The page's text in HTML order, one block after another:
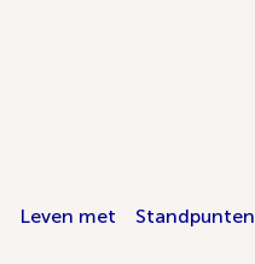
Leven met Standpunten